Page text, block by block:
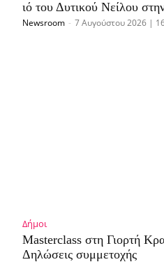
ιό του Δυτικού Νείλου
Newsroom - 7 Αυγούστου 2026 |
Δήμοι
Masterclass στη Γιορτή
Δηλώσεις συμμετοχής